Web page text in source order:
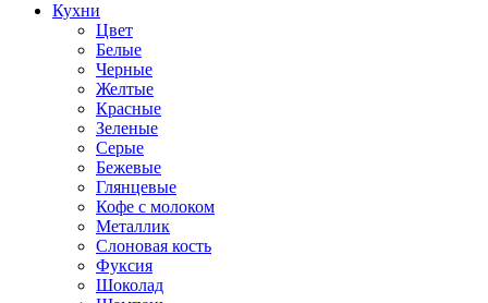
Кухни
Цвет
Белые
Черные
Желтые
Красные
Зеленые
Серые
Бежевые
Глянцевые
Кофе с молоком
Металлик
Слоновая кость
Фуксия
Шоколад